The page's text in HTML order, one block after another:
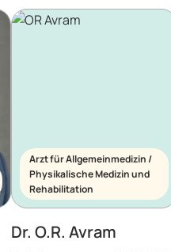
Arzt für Allgemeinmedizin /
Physikalische Medizin und
Rehabilitation
Dr. O.R. Avram